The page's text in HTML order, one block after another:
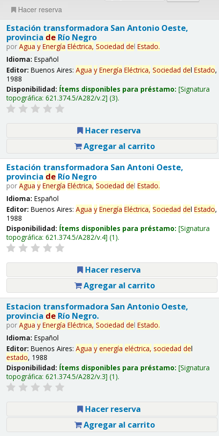
Hacer reserva
Estación transformadora San Antonio Oeste,
provincia deRío Negro
por Agua y Energía Eléctrica, Sociedad del Estado.
Idioma: Español
Editor: Buenos Aires: Agua y Energía Eléctrica, Sociedad del Estado,
1988
Disponibilidad: Ítems disponibles para préstamo: Signatura
topográfica: 621.374.5/A282/v.2 (3).
Hacer reserva
Agregar al carrito
Estación transformadora San Antoni Oeste,
provincia deRío Negro
por Agua y Energía Eléctrica, Sociedad del Estado.
Idioma: Español
Editor: Buenos Aires: Agua y Energía Eléctrica, Sociedad del Estado,
1988
Disponibilidad: Ítems disponibles para préstamo: Signatura
topográfica: 621.374.5/A282/v.4 (1).
Hacer reserva
Agregar al carrito
Estacion transformadora San Antonio Oeste,
provincia deRío Negro.
por Agua y Energía Eléctrica, Sociedad del Estado.
Idioma: Español
Editor: Buenos Aires: Agua y energía eléctrica, sociedad del
estado, 1988
Disponibilidad: Ítems disponibles para préstamo: Signatura
topográfica: 621.374.5/A282/v.3 (1).
Hacer reserva
Agregar al carrito